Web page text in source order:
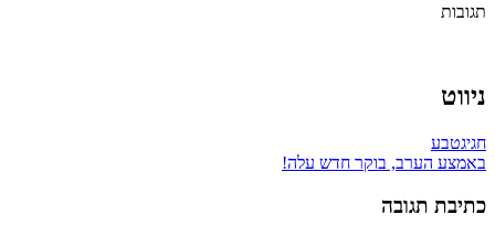
תגובות
ניווט
חגיגטבע
באמצע הערב, בוקר חדש עלה!
כתיבת תגובה